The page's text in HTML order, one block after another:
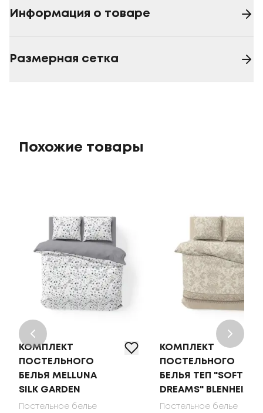
Информация о товаре
Размерная сетка
Похожие товары
КОМПЛЕКТ
ПОСТЕЛЬНОГО
БЕЛЬЯ MELLUNA
SILK GARDEN
Постельное белье
КОМПЛЕКТ
ПОСТЕЛЬНОГО
БЕЛЬЯ ТЕП "SOFT
DREAMS" BLENHEIM
Постельное белье